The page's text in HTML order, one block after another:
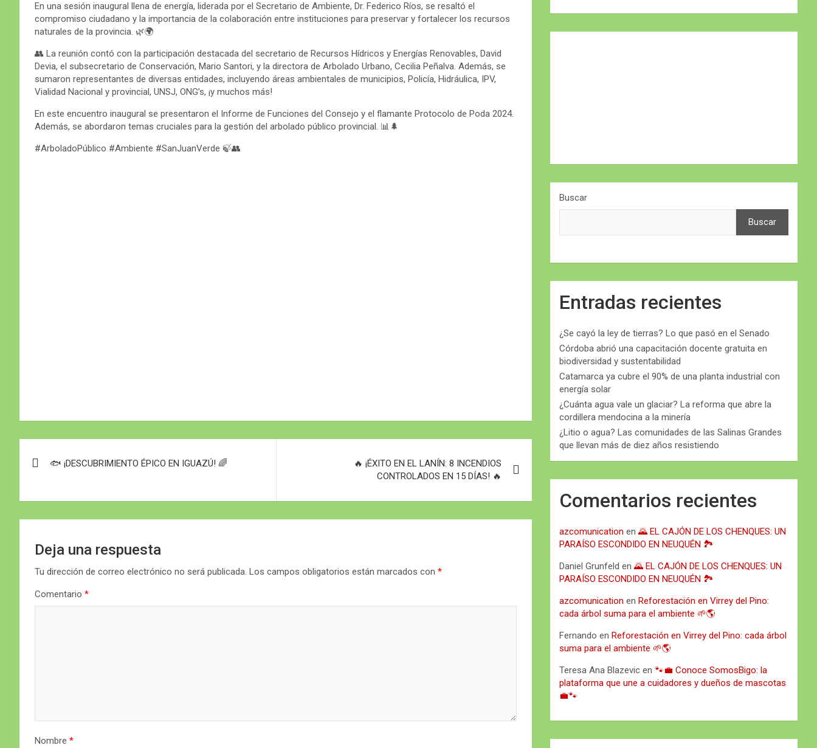
En una sesión inaugural llena de energía, liderada por el Secretario de Ambiente, Dr. Federico Ríos, se resaltó el
compromiso ciudadano y la importancia de la colaboración entre instituciones para preservar y fortalecer los recursos
naturales de la provincia. 🌿🌍
👥 La reunión contó con la participación destacada del secretario de Recursos Hídricos y Energías Renovables, David
Devia, el subsecretario de Conservación, Mario Santori, y la directora de Arbolado Urbano, Cecilia Peñalva. Además, se
sumaron representantes de diversas entidades, incluyendo áreas ambientales de municipios, Policía, Hidráulica, IPV,
Vialidad Nacional y provincial, UNSJ, ONG’s, ¡y muchos más!
En este encuentro inaugural se presentaron el Informe de Funciones del Consejo y el flamante Protocolo de Poda 2024.
Además, se abordaron temas cruciales para la gestión del arbolado público provincial. 📊🌲
#ArboladoPúblico #Ambiente #SanJuanVerde 🍃👥
entradas
🐟 ¡DESCUBRIMIENTO ÉPICO EN IGUAZÚ! 🌈
🔥 ¡ÉXITO EN EL LANÍN: 8 INCENDIOS
CONTROLADOS EN 15 DÍAS! 🔥
Deja una respuesta
Tu dirección de correo electrónico no será publicada. Los campos obligatorios están marcados con *
Comentario *
Nombre *
Buscar
Buscar
Entradas recientes
¿Se cayó la ley de tierras? Lo que pasó en el Senado
Córdoba abrió una capacitación docente gratuita en
biodiversidad y sustentabilidad
Catamarca ya cubre el 90% de una planta industrial con
energía solar
¿Cuánta agua vale un glaciar? La reforma que abre la
cordillera mendocina a la minería
¿Litio o agua? Las comunidades de las Salinas Grandes
que llevan más de diez años resistiendo
Comentarios recientes
azcomunication en🌄 EL CAJÓN DE LOS CHENQUES: UN
PARAÍSO ESCONDIDO EN NEUQUÉN 🏞️
Daniel Grunfeld en🌄 EL CAJÓN DE LOS CHENQUES: UN
PARAÍSO ESCONDIDO EN NEUQUÉN 🏞️
azcomunication en Reforestación en Virrey del Pino:
cada árbol suma para el ambiente 🌱🌎
Fernando en Reforestación en Virrey del Pino: cada árbol
suma para el ambiente 🌱🌎
Teresa Ana Blazevic en🐾💼 Conoce SomosBigo: la
plataforma que une a cuidadores y dueños de mascotas
💼🐾